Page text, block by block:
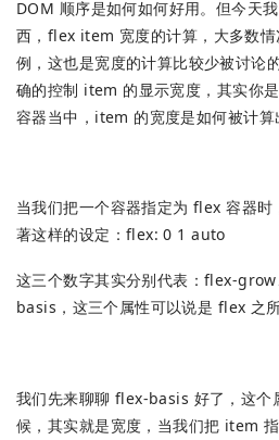
DOM 顺序是如何如何好用。但今天
西，flex item 宽度的计算，大多数
例，这也是宽度的计算比较少被讨论
确的控制 item 的显示宽度，其实你
容器当中，item 的宽度是如何被计算
当我们把一个容器指定为 flex 容器
著这样的设定：flex: 0 1 auto
这三个数字其实分别代表：flex-
basis，这三个属性可以说是 flex 之所
我们先来聊聊 flex-basis 好了，这个
候，其实就是宽度，当我们把 item